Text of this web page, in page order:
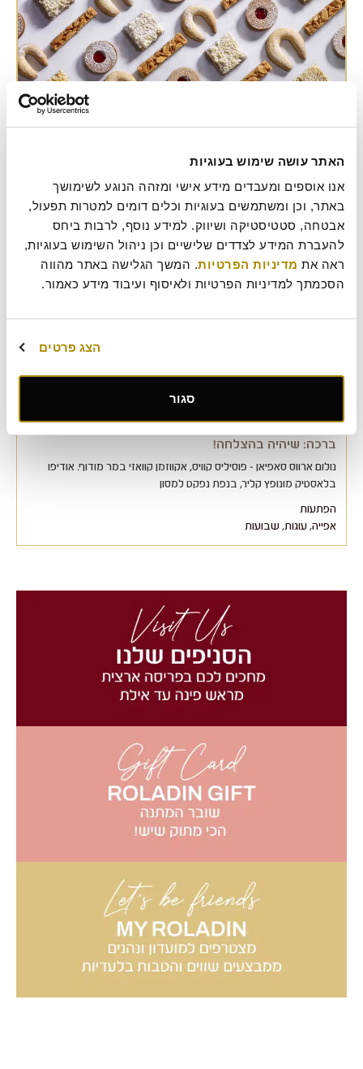
האתר עושה שימוש בעוגיות
ראה את מדיניות הפרטיות
הסכמתך למדיניות הפרטיות ולאיסוף ועיבוד מידע כאמור.
הצג פרטים
סגור
סופגניית שוקולד בייגלה מלוח, הטעם שכולם אוהבים! אז למה לא להכין?
אירוח הפתעות,מתכונים
חגיגה,חנוכה,ילדים,סופגניה,שוקולד
ברכה: שיהיה בהצלחה!
נולום ארווס סאפיאן - פוסיליס קוויס, אקווזמן קוואזי במר מודוף. אודיפו
בלאסטיק מונופץ קליר, בנפת נפקט למסון
הפתעות
אפייה,עוגות, שבועות